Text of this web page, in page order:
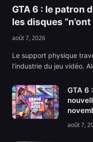
GTA 6 : le patron
les disques
août 7, 2026
Le support physique
l’industrie du jeu vidéo.
GTA 6
août 7,